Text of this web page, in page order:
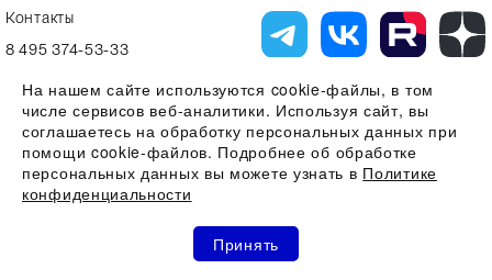
Избранное Сравнение
Контакты
8 495 374-53-33
Вся представленная на сайте информация, касающаяся технических
характеристик, наличия на складе, стоимости товаров, носит
информационный характер и ни при каких условиях не является
публичной офертой, определяемой положениями Статьи 437(2)
Гражданского кодекса РФ
Все права защищены 2026 © ООО "Компания Альфа-Лаб" ИНН
7731644966 | ОГРН 1107746123121
На нашем сайте используются cookie-файлы, в том
числе сервисов веб-аналитики. Используя сайт, вы
соглашаетесь на обработку персональных данных при
помощи cookie-файлов. Подробнее об обработке
персональных данных вы можете узнать в Политике
конфиденциальности
Принять